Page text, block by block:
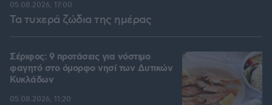
Τα τυχερά ζώδια της ημέρας
05.08.2026, 17:00
Σέριφος: 9 προτάσεις για νόστιμο
φαγητό στο όμορφο νησί των Δυτικών
Κυκλάδων
05.08.2026, 11:20